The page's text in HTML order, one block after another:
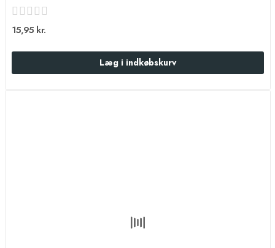
15,95 kr.
Læg i indkøbskurv